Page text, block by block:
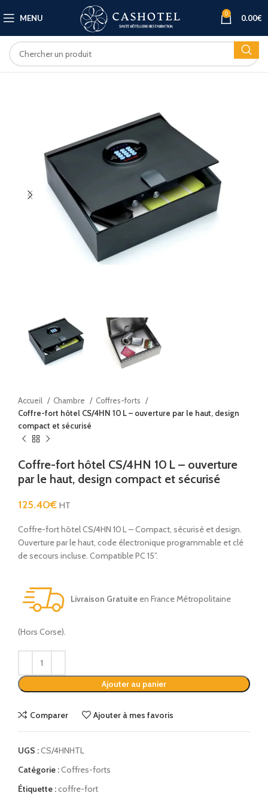
MENU 0 0.00€
Accueil Chambre
Coffres-forts
Coffre-fort hôtel CS/4HN 10 L – ouverture par le haut, design
compact et sécurisé
Coffre-fort hôtel CS/4HN 10 L – ouverture
par le haut, design compact et sécurisé
125.40€ HT
Coffre-fort hôtel CS/4HN 10 L – Compact, sécurisé et design.
Ouverture par le haut, code électronique programmable et clé
de secours incluse. Compatible PC 15”.
Livraison Gratuite en France Métropolitaine
(Hors Corse).
Ajouter au panier
Comparer Ajouter à mes favoris
UGS :CS/4HNHTL
Catégorie :Coffres-forts
Étiquette :coffre-fort